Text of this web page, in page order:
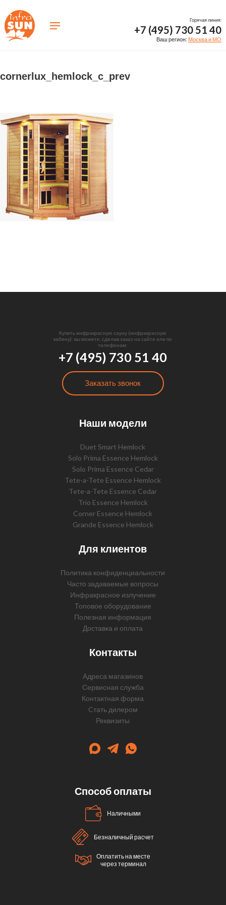
Горячая линия:
+7 (495) 730 51 40
Ваш регион: Москва и МО
cornerlux_hemlock_c_prev
Купить инфракрасную сауну (инфракрасную
кабину): вы можете, сделав заказ на сайте или по
телефонам:
+7 (495) 730 51 40
Заказать звонок
Наши модели
Duet Smart Hemlock
Solo Prima Essence Hemlock
Solo Prima Essence Cedar
Tete-a-Tete Essence Hemlock
Tete-a-Tete Essence Cedar
Trio Essence Hemlock
Corner Essence Hemlock
Grande Essence Hemlock
Для клиентов
Политика конфиденциальности
Часто задаваемые вопросы
Инфракрасное излучение
Топовое оборудование
Полезная информация
Доставка и оплата
Контакты
Адреса магазинов
Сервисная служба
Контактная форма
Cтать дилером
Реквизиты
Способ оплаты
Наличными
Безналичный расчет
Оплатить на месте
через терминал